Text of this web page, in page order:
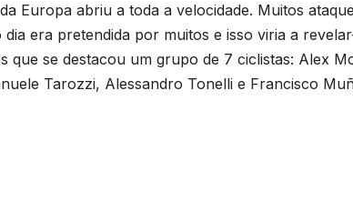
Europa abriu a toda a velocidade. Muitos
era pretendida por muitos e isso viria a
que se destacou um grupo de 7 ciclistas: Alex
Tarozzi, Alessandro Tonelli e Francisco